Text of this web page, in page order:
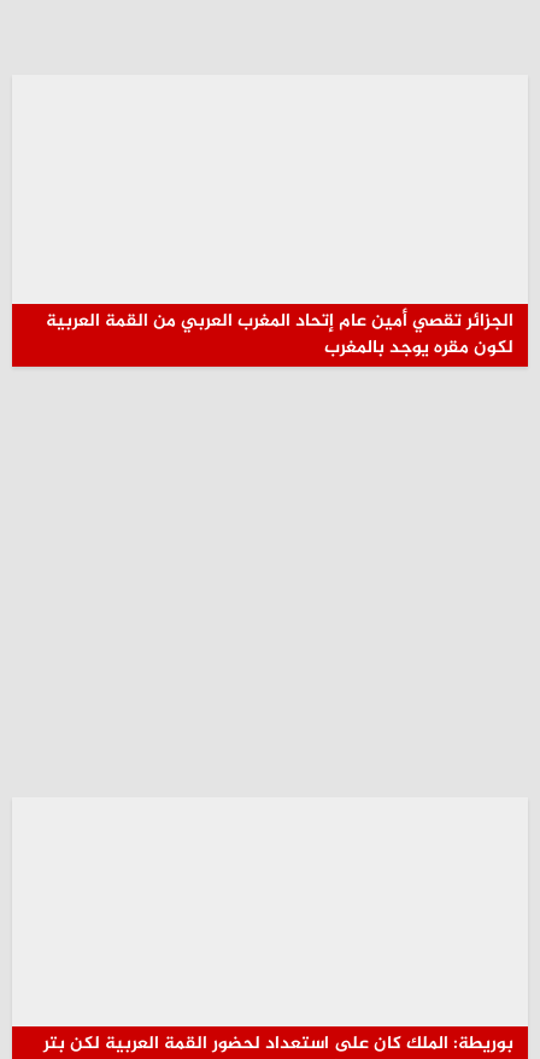
الجزائر تقصي أمين عام إتحاد المغرب العربي من القمة العربية
لكون مقره يوجد بالمغرب
بوريطة: الملك كان على استعداد لحضور القمة العربية لكن بتر